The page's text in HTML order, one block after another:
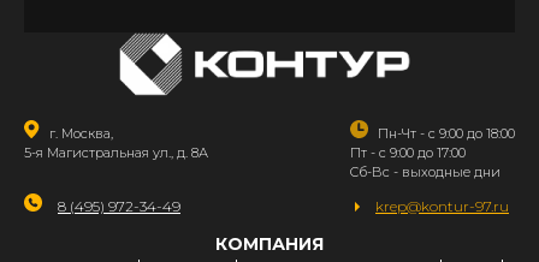
г. Москва,
5-я Магистральная ул., д. 8А
Пн-Чт - с 9:00 до 18:00
Пт - с 9:00 до 17:00
Сб-Вс - выходные дни
8 (495) 972-34-49 krep@kontur-97.ru
КОМПАНИЯ